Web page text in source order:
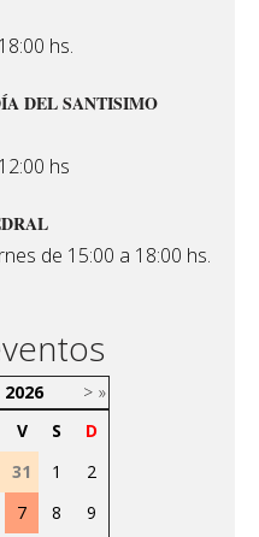
hs.
DEL SANTISIMO
hs
de 15:00 a 18:00 hs.
2026 > »
V S
D
31 1
2
7 8
9